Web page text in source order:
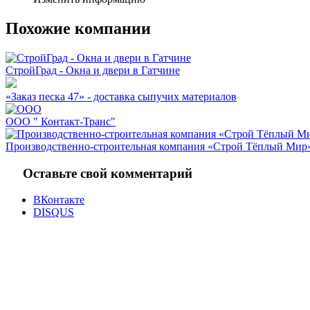
Похожие компании
СтройГрад - Окна и двери в Гатчине
«Заказ песка 47» - доставка сыпучих материалов
ООО " Контакт-Транс"
Производственно-строительная компания «Строй Тёплый
Оставьте свой комментарий
ВКонтакте
DISQUS